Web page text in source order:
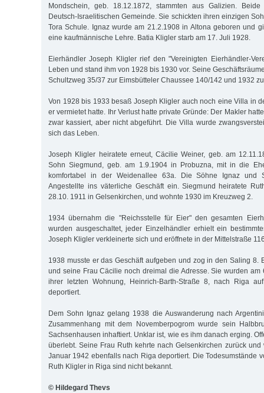
Mondschein, geb. 18.12.1872, stammten aus Galizien.
Deutsch-Israelitischen Gemeinde. Sie schickten ihren einzigen
Tora Schule. Ignaz wurde am 21.2.1908 in Altona geboren und
eine kaufmännische Lehre. Batia Kligler starb am 17. Juli 1928.
Eierhändler Joseph Kligler rief den "Vereinigten Eierhändler-
Leben und stand ihm von 1928 bis 1930 vor. Seine
Schultzweg 35/37 zur Eimsbütteler Chaussee 140/142 und 1932
Von 1928 bis 1933 besaß Joseph Kligler auch noch eine Villa in
er vermietet hatte. Ihr Verlust hatte private Gründe: Der Makler
zwar kassiert, aber nicht abgeführt. Die Villa wurde
sich das Leben.
Joseph Kligler heiratete erneut, Cäcilie Weiner, geb. am
Sohn Siegmund, geb. am 1.9.1904 in Probuzna, mit in die
komfortabel in der Weidenallee 63a. Die Söhne Ignaz und
Angestellte ins väterliche Geschäft ein. Siegmund heiratete
28.10. 1911 in Gelsenkirchen, und wohnte 1930 im Kreuzweg 2.
1934 übernahm die "Reichsstelle für Eier" den gesamten
wurden ausgeschaltet, jeder Einzelhändler erhielt ein
Joseph Kligler verkleinerte sich und eröffnete in der Mittelstraße
1938 musste er das Geschäft aufgeben und zog in den Saling 8.
und seine Frau Cäcilie noch dreimal die Adresse. Sie wurden am
ihrer letzten Wohnung, Heinrich-Barth-Straße 8, nach Riga
deportiert.
Dem Sohn Ignaz gelang 1938 die Auswanderung nach
Zusammenhang mit dem Novemberpogrom wurde sein
Sachsenhausen inhaftiert. Unklar ist, wie es ihm danach erging.
überlebt. Seine Frau Ruth kehrte nach Gelsenkirchen zurück
Januar 1942 ebenfalls nach Riga deportiert. Die Todesumstände
Ruth Kligler in Riga sind nicht bekannt.
© Hildegard Thevs